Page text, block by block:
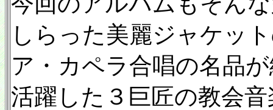
しらった美麗ジャケッ
ア・カペラ合唱の名品
活躍した３巨匠の教会